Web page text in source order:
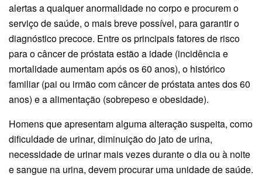
alertas a qualquer anormalidade no corpo e procurem o
serviço de saúde, o mais breve possível, para garantir o
diagnóstico precoce. Entre os principais fatores de risco
para o câncer de próstata estão a idade (incidência e
mortalidade aumentam após os 60 anos), o histórico
familiar (pai ou irmão com câncer de próstata antes dos 60
anos) e a alimentação (sobrepeso e obesidade).
Homens que apresentam alguma alteração suspeita, como
dificuldade de urinar, diminuição do jato de urina,
necessidade de urinar mais vezes durante o dia ou à noite
e sangue na urina, devem procurar uma unidade de saúde.